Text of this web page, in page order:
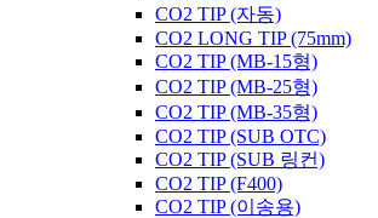
CO2 TIP (자동)
CO2 LONG TIP (75mm)
CO2 TIP (MB-15형)
CO2 TIP (MB-25형)
CO2 TIP (MB-35형)
CO2 TIP (SUB OTC)
CO2 TIP (SUB 링컨)
CO2 TIP (F400)
CO2 TIP (이송용)